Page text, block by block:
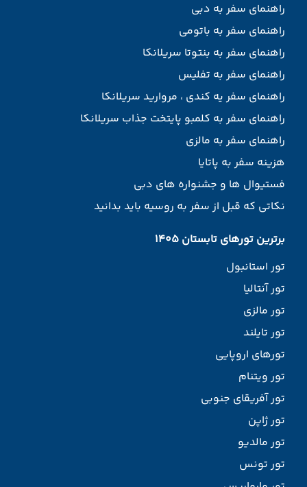
راهنمای سفر به دبی
راهنمای سفر به باتومی
راهنمای سفر به بنتوتا سریلانکا
راهنمای سفر به تفلیس
راهنمای سفر یه کندی ، مروارید سریلانکا
راهنمای سفر به کلمبو پایتخت جذاب سریلانکا
راهنمای سفر به مالزی
هزینه سفر به پاتایا
فستیوال ها و جشنواره های دبی
نکاتی که قبل از سفر به روسیه باید بدانید
برترین تورهای تابستان 1405
تور استانبول
تور آنتالیا
تور مالزی
تور تایلند
تورهای اروپایی
تور ویتنام
تور آفریقای جنوبی
تور ژاپن
تور مالدیو
تور تونس